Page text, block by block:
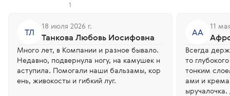
1
ТЛ
18 июля 2026 г.
Танкова Любовь Иосифовна
Много лет, в Компании и разное бывало.
Недавно, подвернула ногу, на камушек н
аступила. Помогали наши бальзамы, кор
ень, живокосты и гибкий луг.
АА
11
Всегда
то
тонким
ами и кремами